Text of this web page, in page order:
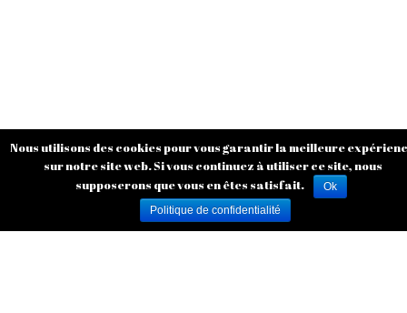
Nous utilisons des cookies pour vous garantir la meilleure
sur notre site web. Si vous continuez à utiliser ce site, nous
supposerons que vous en êtes satisfait.
Ok
Politique de confidentialité